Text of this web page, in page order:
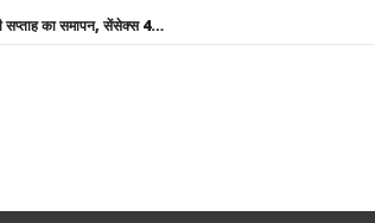
शेयर बाजार में गिरावट के साथ कारोबारी सप्ताह का समापन, सेंसेक्स 456 अंक टूटा, निफ्टी 65 अंक कमजोर